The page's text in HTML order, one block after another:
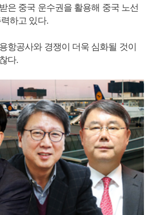
은 중국 운수권을 활용해 중국 노선
하고 있다.
항공사와 경쟁이 더욱 심화될 것이
다.